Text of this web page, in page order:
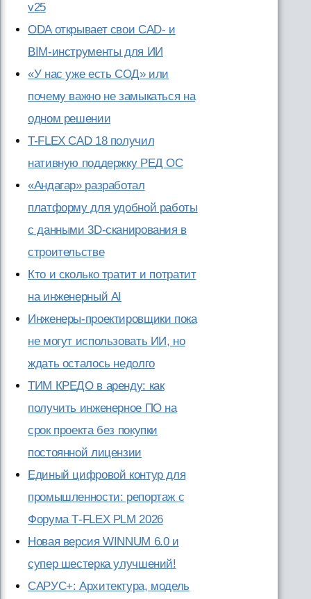
v25
ODA открывает свои CAD- и
BIM-инструменты для ИИ
«У нас уже есть СОД» или
почему важно не замыкаться на
одном решении
T-FLEX CAD 18 получил
нативную поддержку РЕД ОС
«Андагар» разработал
платформу для удобной работы
с данными 3D-сканирования в
строительстве
Кто и сколько тратит и потратит
на инженерный AI
Инженеры-проектировщики пока
не могут использовать ИИ, но
ждать осталось недолго
ТИМ КРЕДО в аренду: как
получить инженерное ПО на
срок проекта без покупки
постоянной лицензии
Единый цифровой контур для
промышленности: репортаж с
Форума T‑FLEX PLM 2026
Новая версия WINNUM 6.0 и
супер шестерка улучшений!
САРУС+: Архитектура, модель